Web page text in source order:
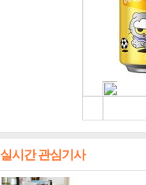
실시간 관심기사